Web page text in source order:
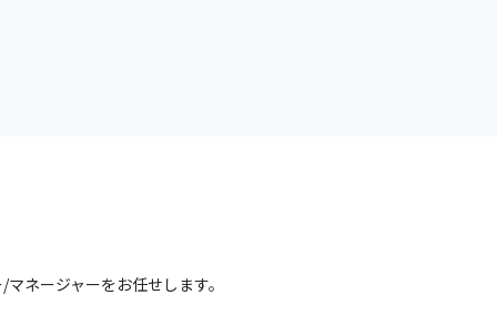
ネージャーをお任せします。